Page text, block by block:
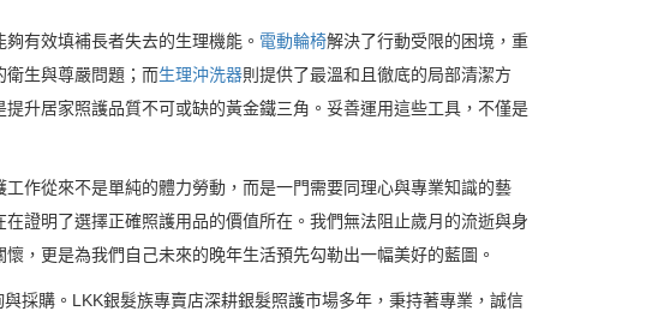
有效填補長者失去的生理機能。 電動輪椅解決了行動受限的困境，重
衛生與尊嚴問題；而生理沖洗器則提供了最溫和且徹底的局部清潔方
升居家照護品質不可或缺的黃金鐵三角。妥善運用這些工具，不僅是
作從來不是單純的體力勞動，而是一門需要同理心與專業知識的藝
證明了選擇正確照護用品的價值所在。我們無法阻止歲月的流逝與身
，更是為我們自己未來的晚年生活預先勾勒出一幅美好的藍圖。
採購。LKK銀髮族專賣店深耕銀髮照護市場多年，秉持著專業，誠信